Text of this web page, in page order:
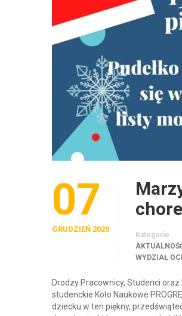
07
GRUDZIEŃ 2020
Kategorie
WYDZIAŁ
Drodzy Pracownicy, Studenci
studenckie Koło Naukowe
dziecku w ten piękny,